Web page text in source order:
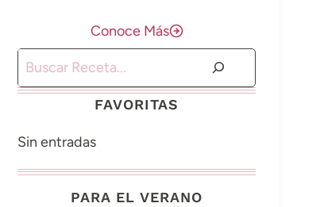
Conoce Más
Buscar
FAVORITAS
Sin entradas
PARA EL VERANO